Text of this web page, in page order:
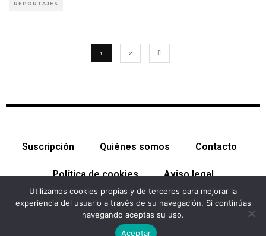
REPORTAJES
1 2
Suscripción Quiénes somos Contacto
Política de cookies Aviso legal
© Cataluña Económica 2026. Todos los derechos reservados
Utilizamos cookies propias y de terceros para mejorar la
experiencia del usuario a través de su navegación. Si continúas
navegando aceptas su uso.
Aceptar